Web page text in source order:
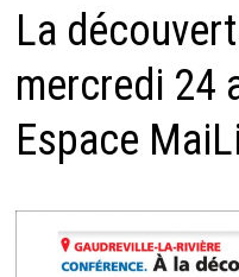
La
mercredi 24
Espace